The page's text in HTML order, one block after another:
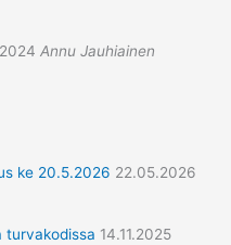
Annu Jauhiainen
ke 20.5.2026 22.05.2026
turvakodissa 14.11.2025